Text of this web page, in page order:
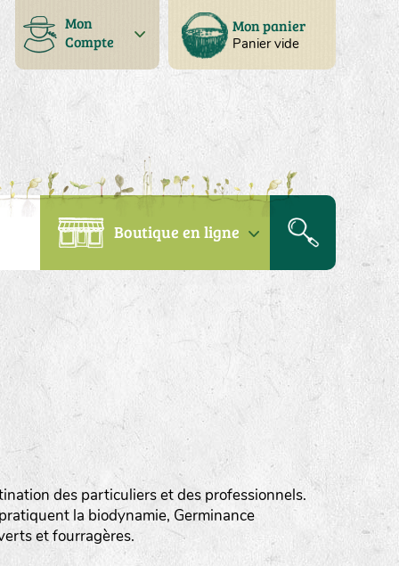
Mon panier
Panier vide
Mon
Compte
Boutique en ligne
des particuliers et des professionnels.
la biodynamie, Germinance
et fourragères.